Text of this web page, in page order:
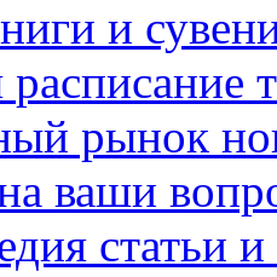
и
расписание
рынок
ваши
статьи